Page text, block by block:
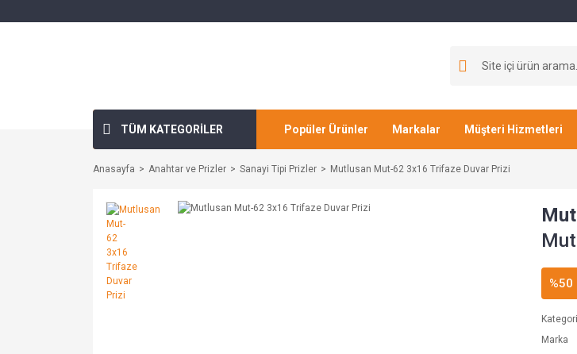
TÜM KATEGORİLER Popüler Ürünler Markalar Müşteri Hizmetleri
Anasayfa Anahtar ve Prizler Sanayi Tipi Prizler Mutlusan Mut-62 3x16 Trifaze Duvar Prizi
%50
Kategori
Marka